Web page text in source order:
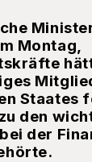
Montag,
Staates
den
der